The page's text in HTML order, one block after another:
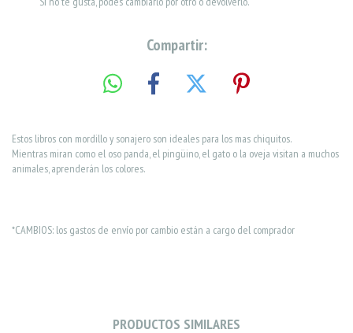
Compartir:
Estos libros con mordillo y sonajero son ideales para los mas chiquitos.
Mientras miran como el oso panda, el pingüino, el gato o la oveja visitan a muchos
animales, aprenderán los colores.
*CAMBIOS: los gastos de envío por cambio están a cargo del comprador
PRODUCTOS SIMILARES